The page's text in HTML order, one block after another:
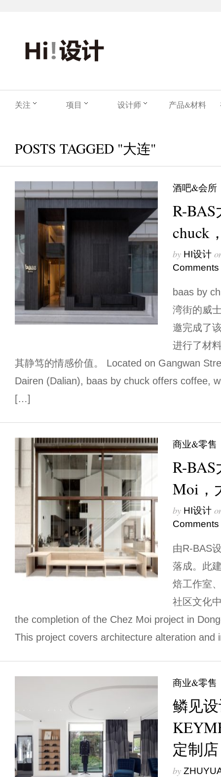
关注 项目 设计师 产品&材料
POSTS TAGGED "大连"
酒吧&会所
R-BAS
chuck
by HI设计
Comments
baas by
湾街的威
邀完成了
进行了材
其静笃的情感价值。 Located on Gangwan
Dairen (Dalian), baas by chuck offers coffee,
[…]
商业&零售
R-
Moi，
by HI设计
Comments
由R-BAS
落成。此
焙工作室
社区文化
the completion of the Chez Moi project in
This project covers architecture alteration
商业&零售
鳞见
定制
by